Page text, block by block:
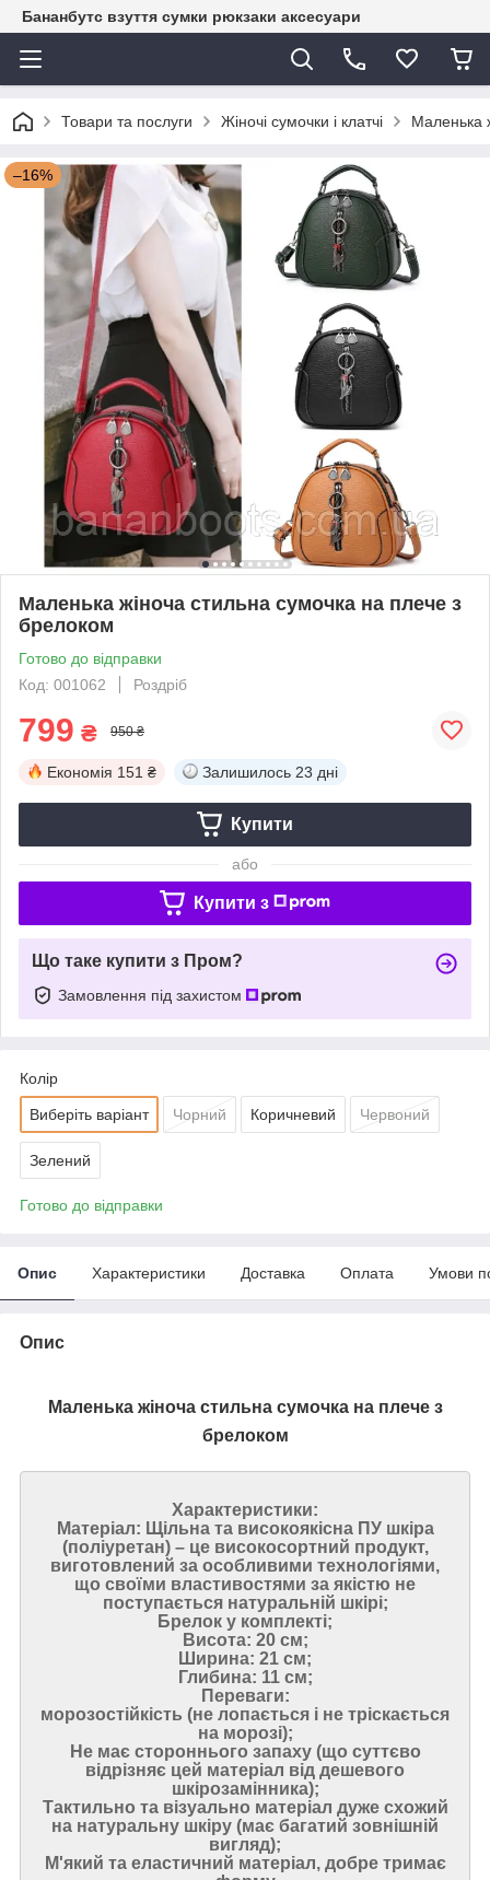
Бананбутс взуття сумки рюкзаки аксесуари
Товари та послуги Жіночі сумочки і клатчі Маленька
–16%
Маленька жіноча стильна сумочка на плече з
брелоком
Готово до відправки
Код: 001062
Роздріб
799 ₴ 950 ₴
Економія 151 ₴ Залишилось 23 дні
Купити
або
Купити з
Що таке купити з Пром?
Замовлення під захистом
Колір
Виберіть варіант Чорний Коричневий Червоний
Зелений
Готово до відправки
Опис Характеристики Доставка Оплата Умови
Опис
Маленька жіноча стильна сумочка на плече з
брелоком
Характеристики:
Матеріал: Щільна та високоякісна ПУ шкіра
(поліуретан) – це високосортний продукт,
виготовлений за особливими технологіями,
що своїми властивостями за якістю не
поступається натуральній шкірі;
Брелок у комплекті;
Висота: 20 см;
Ширина: 21 см;
Глибина: 11 см;
Переваги:
морозостійкість (не лопається і не тріскається
на морозі);
Не має стороннього запаху (що суттєво
відрізняє цей матеріал від дешевого
шкірозамінника);
Тактильно та візуально матеріал дуже схожий
на натуральну шкіру (має багатий зовнішній
вигляд);
М'який та еластичний матеріал, добре тримає